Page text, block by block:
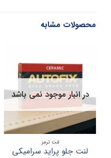
محصولات مشابه
در انبار موجود نمی باشد
لنت ترمز
لنت جلو پراید سرامیکی